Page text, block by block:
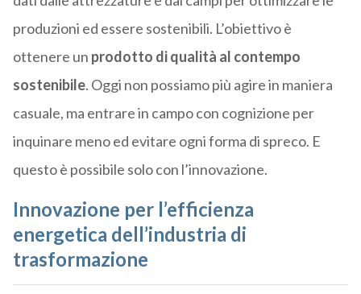
produzioni ed essere sostenibili. L’obiettivo è
ottenere un prodotto di qualità al contempo
sostenibile. Oggi non possiamo più agire in maniera
casuale, ma entrare in campo con cognizione per
inquinare meno ed evitare ogni forma di spreco. E
questo è possibile solo con l’innovazione.
Innovazione per l’efficienza
energetica dell’industria di
trasformazione